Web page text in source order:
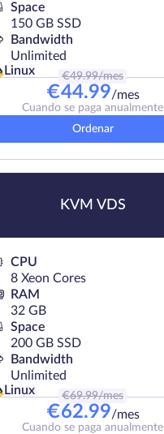
Space
150 GB SSD
Bandwidth
Unlimited
Linux
€49.99/mes
€44.99/mes
Cuando se paga anualmente
Ordenar
KVM VDS
CPU
8 Xeon Cores
RAM
32 GB
Space
200 GB SSD
Bandwidth
Unlimited
Linux
€69.99/mes
€62.99/mes
Cuando se paga anualmente